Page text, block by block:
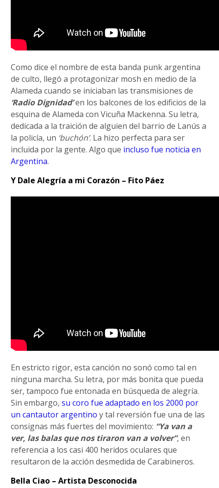
Como dice el nombre de esta banda punk argentina
de culto, llegó a protagonizar mosh en medio de la
Alameda cuando se iniciaban las transmisiones de
‘Radio Dignidad’en los balcones de los edificios de la
esquina de Alameda con Vicuña Mackenna. Su letra,
dedicada a la traición de alguien del barrio de Lanús a
la policía, un ‘buchón’. La hizo perfecta para ser
incluida por la gente. Algo que incluso fue noticia en
Argentina.
Y Dale Alegría a mi Corazón – Fito Páez
En estricto rigor, esta canción no sonó como tal en
ninguna marcha. Su letra, por más bonita que pueda
ser, tampoco fue entonada en búsqueda de alegría.
Sin embargo,su coro fue adaptado en los 2000 por
un cantautor argentino y tal reversión fue una de las
consignas más fuertes del movimiento: “Ya van a
ver, las balas que nos tiraron van a volver”, en
referencia a los casi 400 heridos oculares que
resultaron de la acción desmedida de Carabineros.
Bella Ciao – Artista Desconocida